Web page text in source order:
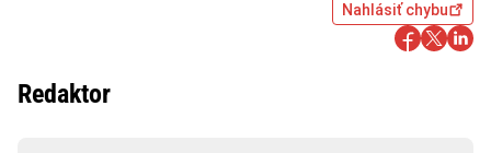
Nahlásiť chybu
Redaktor